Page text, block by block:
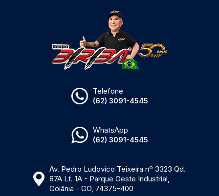
Telefone
(62) 3091-4545
WhatsApp
(62) 3091-4545
Av. Pedro Ludovico Teixeira nº 3323 Qd.
87A Lt. 1A - Parque Oeste Industrial,
Goiânia - GO, 74375-400